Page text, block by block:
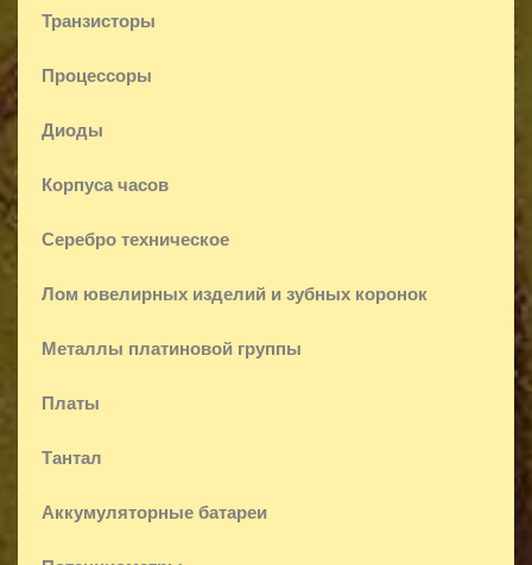
Транзисторы
Процессоры
Диоды
Корпуса часов
Серебро техническое
Лом ювелирных изделий и зубных коронок
Металлы платиновой группы
Платы
Тантал
Аккумуляторные батареи